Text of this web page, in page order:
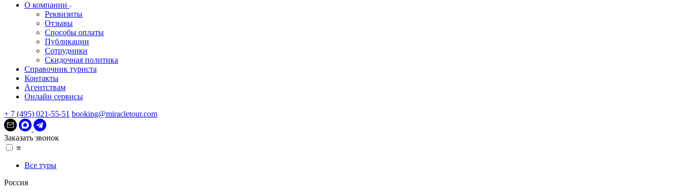
О компании
Реквизиты
Отзывы
Способы оплаты
Публикации
Сотрудники
Скидочная политика
Справочник туриста
Контакты
Агентствам
Онлайн сервисы
+ 7 (495) 021-55-51 booking@miracletour.com
Заказать звонок
≡
Все туры
Россия